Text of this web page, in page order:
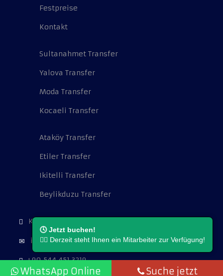
🕓 Jetzt buchen!
👨‍⚖️ Derzeit steht Ihnen ein Mitarbeiter zur Verfügung!
WhatsApp Online Suche jetzt
Festpreise
Kontakt
Sultanahmet Transfer
Yalova Transfer
Moda Transfer
Kocaeli Transfer
Ataköy Transfer
Etiler Transfer
Ikitelli Transfer
Beylikduzu Transfer
Kocatepe Mah. Cambazoğlu Sok. No:16.
info@flughafentransferistanbul.de
+90 544 451 3219